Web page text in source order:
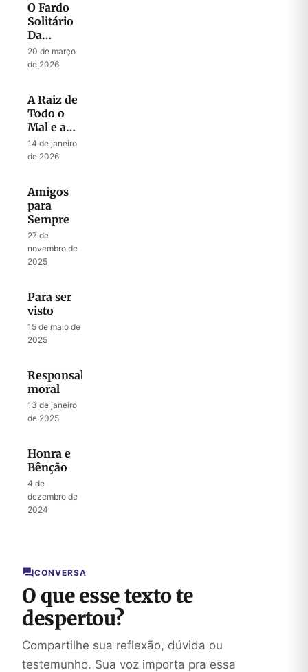
O Fardo
Solitário
Da
Liderança
20 de março
de 2026
A Raiz de
Todo o
Mal e a
Chave
para Todo
14 de janeiro
de 2026
Amigos
para
Sempre
27 de
novembro de
2025
Para ser
visto
15 de maio de
2025
Responsabilidade
moral
13 de janeiro
de 2025
Honra e
Bênção
4 de
dezembro de
2024
CONVERSA
O que esse texto te
despertou?
Compartilhe sua reflexão, dúvida ou
testemunho. Sua voz importa pra essa